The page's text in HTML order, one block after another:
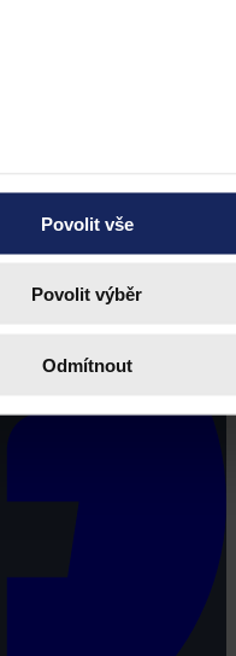
Povolit vše
Povolit výběr
Odmítnout
ale všichni, kteří